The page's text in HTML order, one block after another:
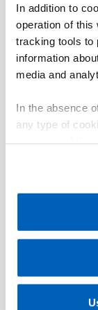
In addition to
operation of this
tracking tools to
information
media and
In the absence
any type of
policy.
regarding
Gefran -